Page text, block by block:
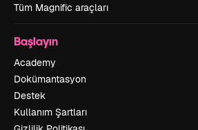
Tüm Magnific araçları
Başlayın
Academy
Dokümantasyon
Destek
Kullanım Şartları